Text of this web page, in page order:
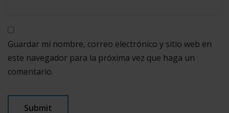
Guardar mi nombre, correo electrónico y sitio web en
este navegador para la próxima vez que haga un
comentario.